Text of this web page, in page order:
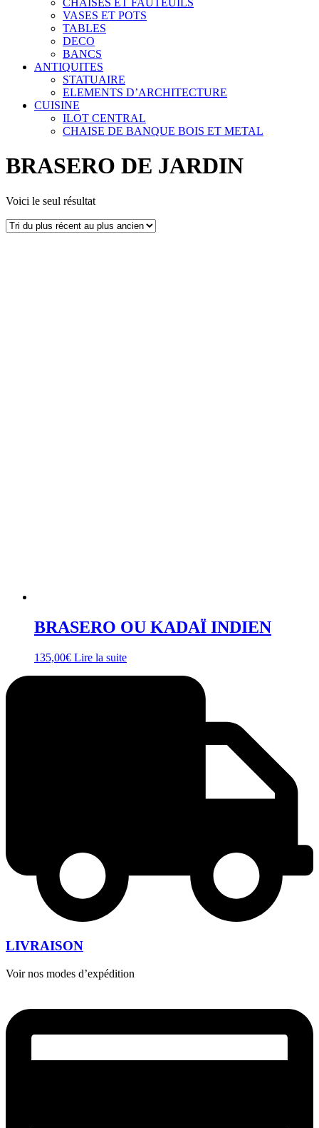
CHAISES ET FAUTEUILS
VASES ET POTS
TABLES
DECO
BANCS
ANTIQUITES
STATUAIRE
ELEMENTS D’ARCHITECTURE
CUISINE
ILOT CENTRAL
CHAISE DE BANQUE BOIS ET METAL
BRASERO DE JARDIN
Voici le seul résultat
BRASERO OU KADAÏ INDIEN
135,00€ Lire la suite
LIVRAISON
Voir nos modes d’expédition